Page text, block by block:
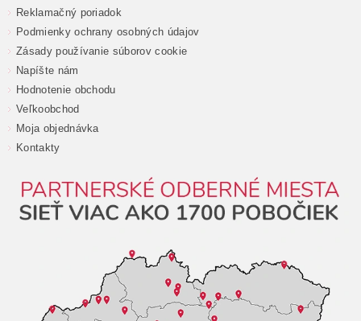
Reklamačný poriadok
Podmienky ochrany osobných údajov
Zásady používanie súborov cookie
Napíšte nám
Hodnotenie obchodu
Veľkoobchod
Moja objednávka
Kontakty